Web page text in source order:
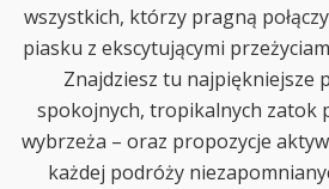
wszystkich, którzy pragną
piasku z ekscytującymi
Znajdziesz tu najpiękniejsze
spokojnych, tropikalnych zatok
wybrzeża – oraz propozycje
każdej podróży